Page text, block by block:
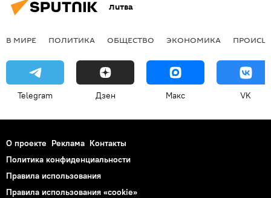
Литва
В МИРЕ ПОЛИТИКА ОБЩЕСТВО ЭКОНОМИКА
Telegram Дзен Макс VK
О проекте Реклама Контакты
Политика конфиденциальности
Правила использования
Правила использования «cookie»